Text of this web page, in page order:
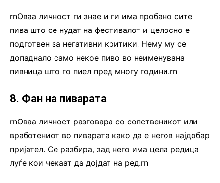
rnОваа личност ги знае и ги има пробано сите
пива што се нудат на фестивалот и целосно е
подготвен за негативни критики. Нему му се
допаднало само некое пиво во неименувана
пивница што го пиел пред многу години.rn
8. Фан на пиварата
rnОваа личност разговара со сопственикот или
вработениот во пиварата како да е негов најдобар
пријател. Се разбира, зад него има цела редица
луѓе кои чекаат да дојдат на ред.rn